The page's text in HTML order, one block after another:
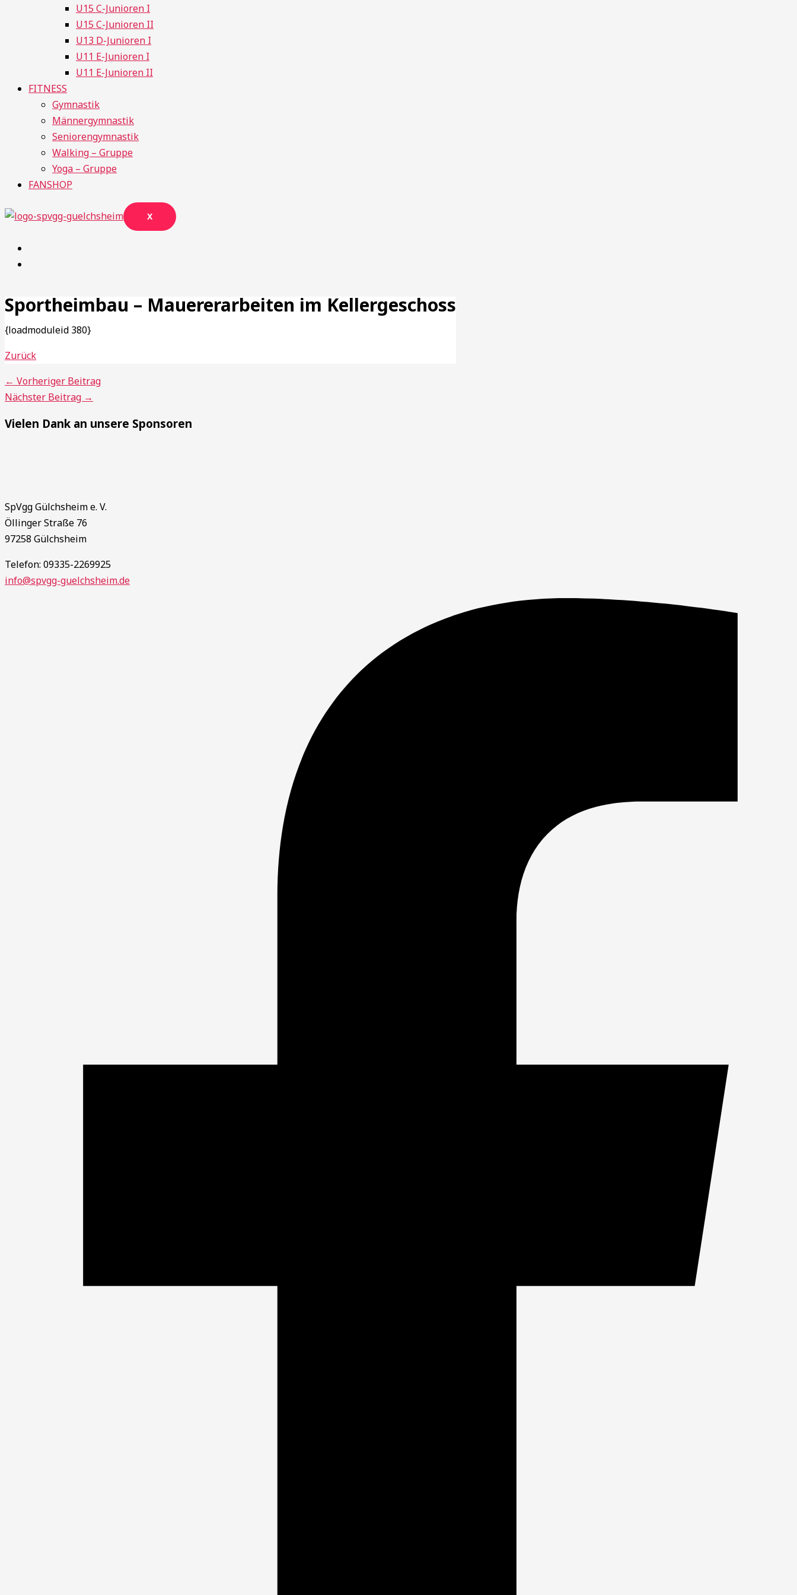
U15 C-Junioren I
U15 C-Junioren II
U13 D-Junioren I
U11 E-Junioren I
U11 E-Junioren II
FITNESS
Gymnastik
Männergymnastik
Seniorengymnastik
Walking – Gruppe
Yoga – Gruppe
FANSHOP
X
Sportheimbau – Mauererarbeiten im Kellergeschoss
{loadmoduleid 380}
Zurück
← Vorheriger Beitrag
Nächster Beitrag →
Vielen Dank an unsere Sponsoren
SpVgg Gülchsheim e. V.
Öllinger Straße 76
97258 Gülchsheim
Telefon: 09335-2269925
info@spvgg-guelchsheim.de